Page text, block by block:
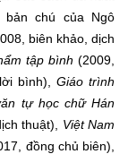
bản chú của Ngô
biên khảo, dịch
tập bình(2009,
bình), Giáo trình
tự học chữ Hán
thuật), Việt Nam
đồng chủ biên),